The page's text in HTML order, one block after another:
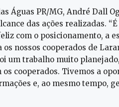
Águas PR/MG, André Dall
das ações realizadas.
com o posicionamento, a
nossos cooperados de
um trabalho muito
cooperados. Tivemos a
e, ao mesmo tempo,